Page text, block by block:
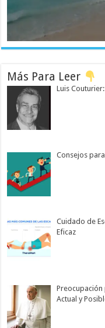
Más Para Leer
Luis
Consejos
Cuidado de
Eficaz
Preocupación
Actual y